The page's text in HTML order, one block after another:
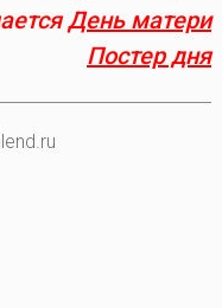
День матери
Постер дня